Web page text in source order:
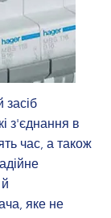
з'єднання в
час, а також
яке не